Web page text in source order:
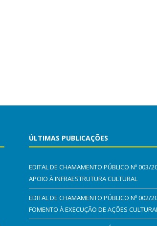
ÚLTIMAS PUBLICAÇÕES
EDITAL DE CHAMAMENTO PÚBLICO Nº 003/
APOIO À INFRAESTRUTURA CULTURAL
EDITAL DE CHAMAMENTO PÚBLICO Nº 002/
FOMENTO À EXECUÇÃO DE AÇÕES